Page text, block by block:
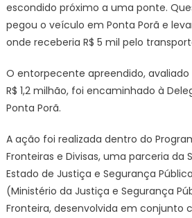
escondido próximo a uma ponte.
pegou o veículo em Ponta Porã e
onde receberia R$ 5 mil pelo
O entorpecente apreendido,
R$ 1,2 milhão, foi encaminhado à
Ponta Porã.
A ação foi realizada dentro do
Fronteiras e Divisas, uma parceria da
Estado de Justiça e Segurança
(Ministério da Justiça e Segurança
Fronteira, desenvolvida em conjunto